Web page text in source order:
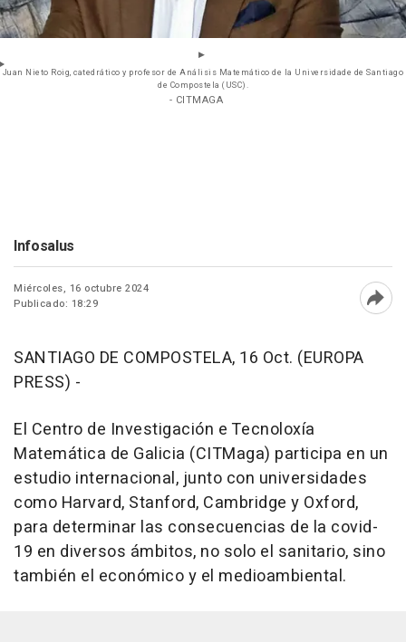
Juan Nieto Roig, catedrático y profesor de Análisis Matemático de la Universidade de Santiago
de Compostela (USC).
- CITMAGA
Infosalus
Miércoles, 16 octubre 2024
Publicado: 18:29
SANTIAGO DE COMPOSTELA, 16 Oct. (EUROPA
PRESS) -
El Centro de Investigación e Tecnoloxía
Matemática de Galicia (CITMaga) participa en un
estudio internacional, junto con universidades
como Harvard, Stanford, Cambridge y Oxford,
para determinar las consecuencias de la covid-
19 en diversos ámbitos, no solo el sanitario, sino
también el económico y el medioambiental.